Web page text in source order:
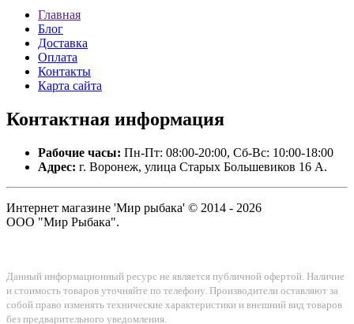
Главная
Блог
Доставка
Оплата
Контакты
Карта сайта
Контактная информация
Рабочие часы: Пн-Пт: 08:00-20:00, Сб-Вс: 10:00-18:00
Адрес: г. Воронеж, улица Старых Большевиков 16 А.
Интернет магазине 'Мир рыбака' © 2014 - 2026
ООО "Мир Рыбака".
Данный информационный ресурс не является публичной офертой. Наличие
и стоимость товаров уточняйте по телефону. Производители оставляют за
собой право изменять технические характеристики и внешний вид товаров
без предварительного уведомления.